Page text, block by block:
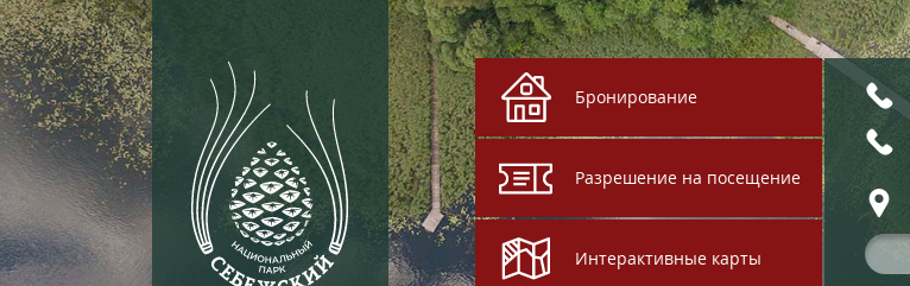
Бронирование
Разрешение на посещение
Интерактивные карты